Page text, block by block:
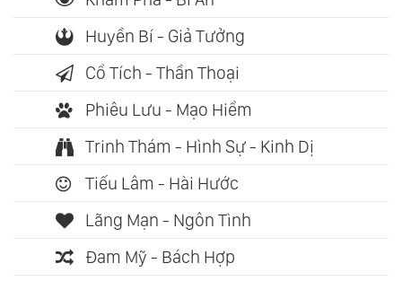
Huyền Bí - Giả Tưởng
Cổ Tích - Thần Thoại
Phiêu Lưu - Mạo Hiểm
Trinh Thám - Hình Sự - Kinh Dị
Tiếu Lâm - Hài Hước
Lãng Mạn - Ngôn Tình
Đam Mỹ - Bách Hợp